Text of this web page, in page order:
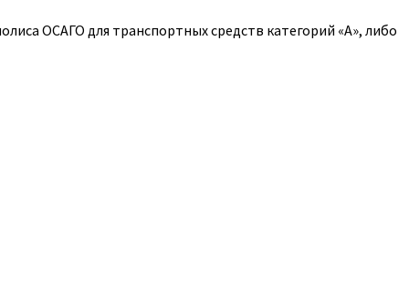
ОСАГО для транспортных средств категорий «A», либо